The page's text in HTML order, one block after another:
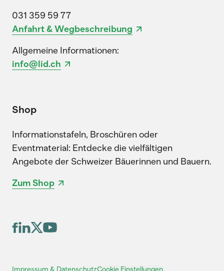
031 359 59 77
Anfahrt & Wegbeschreibung
Allgemeine Informationen:
info@lid.ch
Shop
Informationstafeln, Broschüren oder
Eventmaterial: Entdecke die vielfältigen
Angebote der Schweizer Bäuerinnen und Bauern.
Zum Shop
Cookie Einstellungen